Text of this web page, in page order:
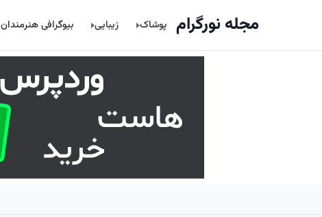
مجله نورگرام پوشاک زیبایی بیوگرافی هنرمندان